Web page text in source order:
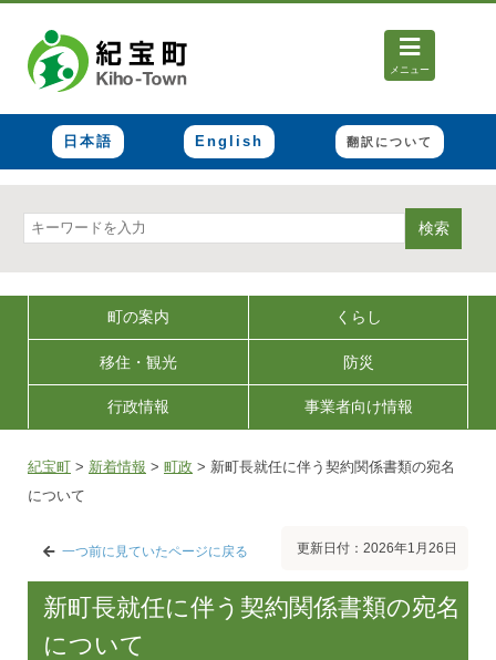
メニュー
日本語 English 翻訳について
検索
町の案内 くらし
移住・観光 防災
行政情報 事業者向け情報
紀宝町 > 新着情報 > 町政 > 新町長就任に伴う契約関係書類の宛名
について
一つ前に見ていたページに戻る 更新日付：2026年1月26日
新町長就任に伴う契約関係書類の宛名
について